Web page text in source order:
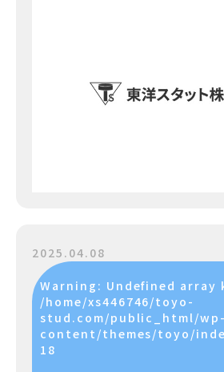
2025.04.08
Warning : Undefined array
/home/xs446746/toyo-
stud.com/public_html/wp-
content/themes/toyo/
18